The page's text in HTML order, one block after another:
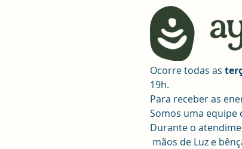
Ocorre todas as
19h.
Para receber as
Somos uma equipe
Durante o
mãos de Luz e